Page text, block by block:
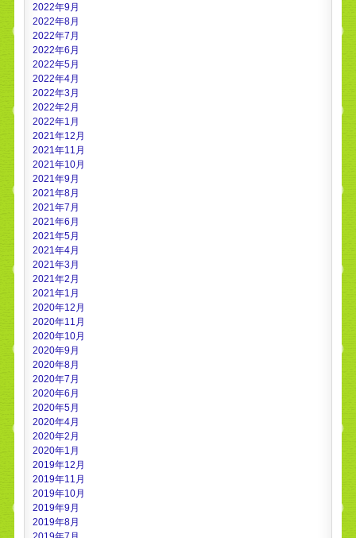
2022年9月
2022年8月
2022年7月
2022年6月
2022年5月
2022年4月
2022年3月
2022年2月
2022年1月
2021年12月
2021年11月
2021年10月
2021年9月
2021年8月
2021年7月
2021年6月
2021年5月
2021年4月
2021年3月
2021年2月
2021年1月
2020年12月
2020年11月
2020年10月
2020年9月
2020年8月
2020年7月
2020年6月
2020年5月
2020年4月
2020年2月
2020年1月
2019年12月
2019年11月
2019年10月
2019年9月
2019年8月